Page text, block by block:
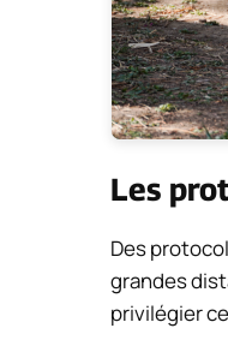
Les
Des
grandes
privilégier